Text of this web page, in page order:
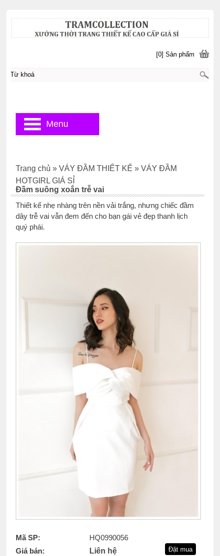
Đầm suông xoắn trễ vai
Thiết kế nhẹ nhàng trên nền vải trắng, nhưng chiếc đầm
dây trễ vai vẫn đem đến cho bạn gái vẻ đẹp thanh lịch
quý phái.
Mã SP:
HQ0990056
Giá bán:
Liên hệ
Trang chủ » VÁY ĐẦM THIẾT KẾ » VÁY ĐẦM
HOTGIRL GIÁ SỈ
[0] Sản phẩm
Menu